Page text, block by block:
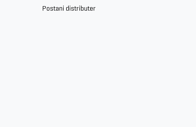
Postani distributer